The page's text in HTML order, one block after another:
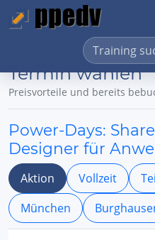
Termin wählen
Preisvorteile und bereits
Power-Days:
Designer für
Aktion Vollzeit
München